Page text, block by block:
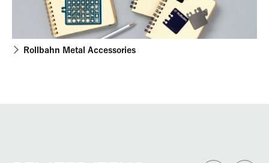
Rollbahn Metal Accessories